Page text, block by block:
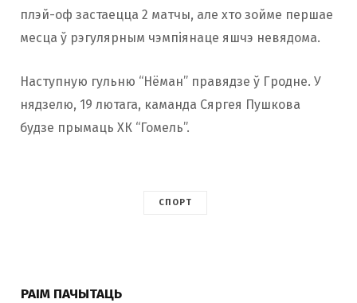
плэй-оф застаецца 2 матчы, але хто зойме першае
месца ў рэгулярным чэмпіянаце яшчэ невядома.
Наступную гульню “Нёман” правядзе ў Гродне. У
нядзелю, 19 лютага, каманда Сяргея Пушкова
будзе прымаць ХК “Гомель”.
СПОРТ
РАІМ ПАЧЫТАЦЬ